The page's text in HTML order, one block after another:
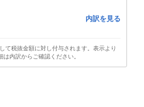
内訳を見る
て税抜金額に対し付与されます。表示より
内訳からご確認ください。